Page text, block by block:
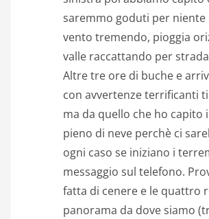
saremmo goduti per niente
vento tremendo, pioggia
valle raccattando per
Altre tre ore di buche e
con avvertenze terrificanti
ma da quello che ho
pieno di neve perchè ci
ogni caso se iniziano i
messaggio sul telefono.
fatta di cenere e le quattro
panorama da dove siamo